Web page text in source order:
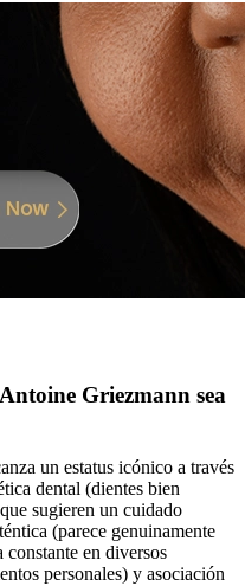
Griezmann sea
un estatus icónico a través
dental (dientes bien
sugieren un cuidado
(parece genuinamente
en diversos
personales) y asociación